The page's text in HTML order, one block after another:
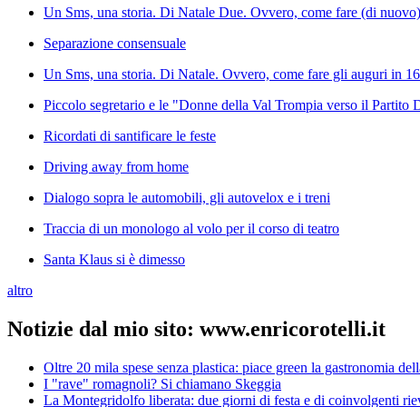
Un Sms, una storia. Di Natale Due. Ovvero, come fare (di
Separazione consensuale
Un Sms, una storia. Di Natale. Ovvero, come fare gli auguri in
Piccolo segretario e le "Donne della Val Trompia verso il Partito
Ricordati di santificare le feste
Driving away from home
Dialogo sopra le automobili, gli autovelox e i treni
Traccia di un monologo al volo per il corso di teatro
Santa Klaus si è dimesso
altro
Notizie dal mio sito: www.enricorotelli.it
Oltre 20 mila spese senza plastica: piace green la gastronomia
I "rave" romagnoli? Si chiamano Skeggia
La Montegridolfo liberata: due giorni di festa e di coinvolgenti